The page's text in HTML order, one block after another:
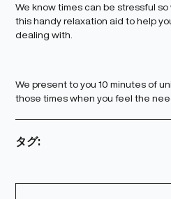
We know times can be stressful
this handy relaxation aid to help
dealing with.
We present to you 10 minutes of
those times when you feel the
タグ: